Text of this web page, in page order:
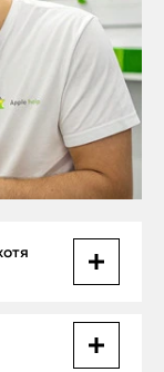
фронтальной
после